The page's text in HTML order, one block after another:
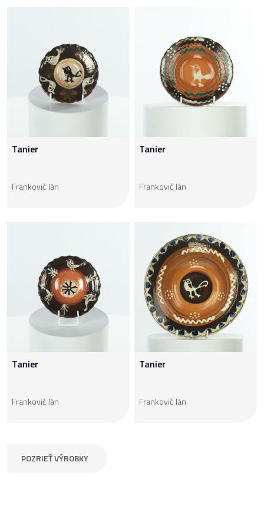
Tanier
Frankovič Ján
Tanier
Frankovič Ján
Tanier
Frankovič Ján
Tanier
Frankovič Ján
POZRIEŤ VÝROBKY